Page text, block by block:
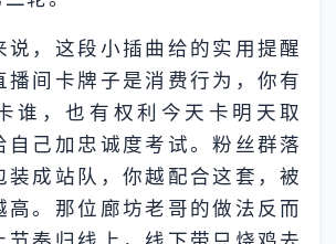
说，这段小插曲给的实用提醒
播间卡牌子是消费行为，你有
谁，也有权利今天卡明天取
自己加忠诚度考试。粉丝群落
装成站队，你越配合这套，被
高。那位廊坊老哥的做法反而